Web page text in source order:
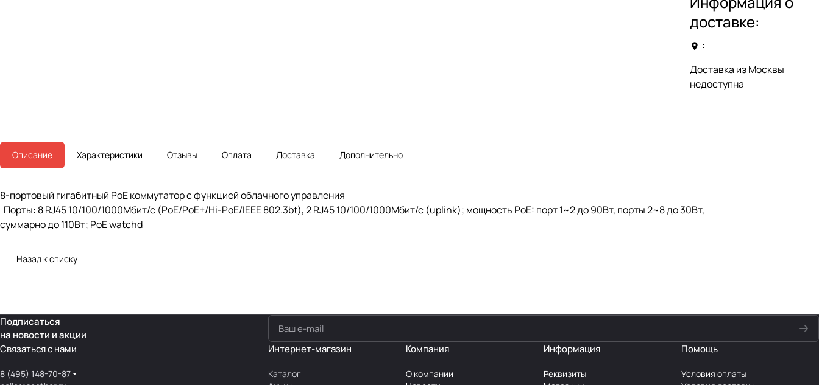
доставке:
:
Доставка из Москвы
недоступна
Описание Характеристики Отзывы Оплата Доставка Дополнительно
8-портовый гигабитный PoE коммутатор с функцией облачного управления
Порты: 8 RJ45 10/100/1000Мбит/с (PoE/PoE+/Hi-PoE/IEEE 802.3bt), 2 RJ45 10/100/1000Мбит/с (uplink); мощность PoE: порт 1~2 до 90Вт, порты 2~8 до 30Вт,
суммарно до 110Вт; PoE watchd
Назад к списку
Подписаться
на новости и акции
Связаться с нами
8 (495) 148-70-87
Интернет-магазин
Каталог
Компания
О компании
Информация
Реквизиты
Помощь
Условия оплаты